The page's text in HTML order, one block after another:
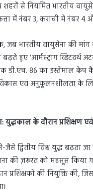
शहरों से नियमित भारतीय
में नंबर 3, कराची में नंबर 4
जब भारतीय वायुसेना की
हुए ‘आर्मस्ट्रांग व्हिटवर्थ
डी.एच. 86 का इस्तेमाल केप
एवं अनुकूलनशीलता के
युद्धकाल के दौरान प्रशिक्षण
द्वितीय विश्व युद्ध बढ़ता
की ज़रूरत को महसूस किया
प्रशिक्षकों की नियुक्ति